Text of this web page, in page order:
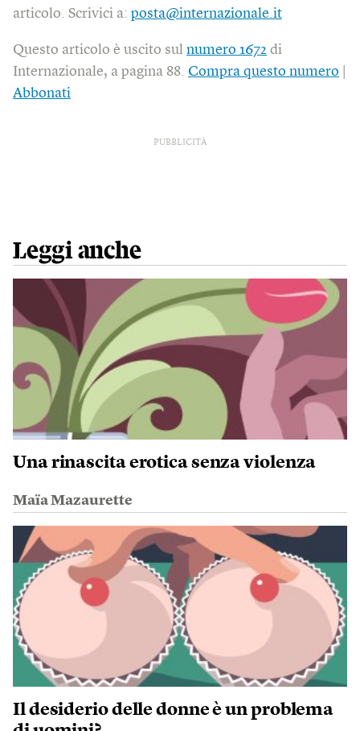
articolo. Scrivici a: posta@internazionale.it
Questo articolo è uscito sul numero 1672 di
Internazionale, a pagina 88. Compra questo numero
Abbonati
PUBBLICITÀ
Leggi anche
Una rinascita erotica senza violenza
Maïa Mazaurette
Il desiderio delle donne è un problema